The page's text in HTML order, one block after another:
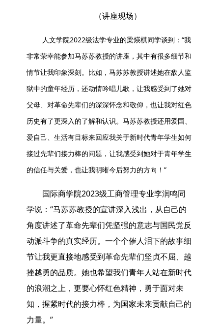
（讲座现场）
人文学院2022级法学专业的梁煐棋同学谈到：“我
非常荣幸能参加马苏苏教授的讲座，其中有很多细节和
情节让我印象深刻。比如，马苏苏教授讲述她在敌人监
狱中的童年经历，还动情吟唱儿歌，让我感受到了她对
父母、对革命先辈们的深深怀念和敬仰，也让我对红色
历史有了更深入的了解和认识。马苏苏教授还用爱国、
爱自己、生活有目标来回应我关于新时代青年学生如何
接过先辈们接力棒的问题，让我感受到她对于青年学生
的信任与关爱，也让我明晰今后努力的方向！”
国际商学院2023级工商管理专业李润鸣同
学说：“马苏苏教授的宣讲深入浅出，从自己的
角度讲述了革命先辈们凭坚强的意志与国民党反
动派斗争的真实经历。一个个催人泪下的故事细
节让我更直接地感受到革命先辈们坚贞不屈、越
挫越勇的品质。她也希望我们青年人站在新时代
的浪潮之上，更要心怀红色精神，勇于面对未
知，握紧时代的接力棒，为国家未来贡献自己的
力量。”